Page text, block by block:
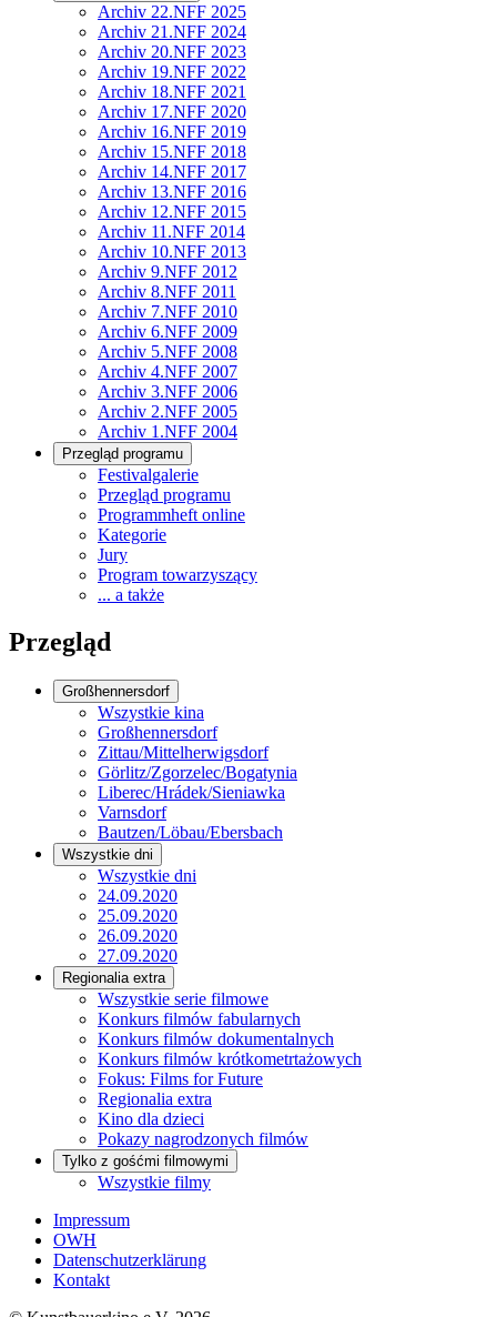
Archiv 22.NFF 2025
Archiv 21.NFF 2024
Archiv 20.NFF 2023
Archiv 19.NFF 2022
Archiv 18.NFF 2021
Archiv 17.NFF 2020
Archiv 16.NFF 2019
Archiv 15.NFF 2018
Archiv 14.NFF 2017
Archiv 13.NFF 2016
Archiv 12.NFF 2015
Archiv 11.NFF 2014
Archiv 10.NFF 2013
Archiv 9.NFF 2012
Archiv 8.NFF 2011
Archiv 7.NFF 2010
Archiv 6.NFF 2009
Archiv 5.NFF 2008
Archiv 4.NFF 2007
Archiv 3.NFF 2006
Archiv 2.NFF 2005
Archiv 1.NFF 2004
Przegląd programu
Festivalgalerie
Przegląd programu
Programmheft online
Kategorie
Jury
Program towarzyszący
... a także
Przegląd
Großhennersdorf
Wszystkie kina
Großhennersdorf
Zittau/Mittelherwigsdorf
Görlitz/Zgorzelec/Bogatynia
Liberec/Hrádek/Sieniawka
Varnsdorf
Bautzen/Löbau/Ebersbach
Wszystkie dni
Wszystkie dni
24.09.2020
25.09.2020
26.09.2020
27.09.2020
Regionalia extra
Wszystkie serie filmowe
Konkurs filmów fabularnych
Konkurs filmów dokumentalnych
Konkurs filmów krótkometrtażowych
Fokus: Films for Future
Regionalia extra
Kino dla dzieci
Pokazy nagrodzonych filmów
Tylko z gośćmi filmowymi
Wszystkie filmy
Impressum
OWH
Datenschutzerklärung
Kontakt